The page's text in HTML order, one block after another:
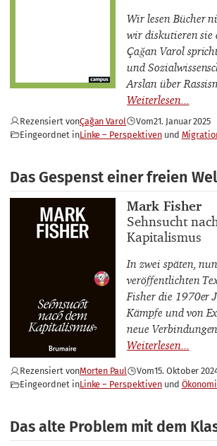
Wir lesen Bücher
wir diskutieren sie
Çağan Varol
und
Arslan über
Rezensiert vonÇağan Varol Vom21. Januar 2025
Eingeordnet inLinke – Perspektiven
Das Gespenst einer freien
Buchautor_innen
Mark Fisher
Buchtitel
Sehnsucht
Kapitalismus
In zwei späten,
veröffentlichten
Fisher die 1970er
Kämpfe und von
neue
Rezensiert vonMorten Paul Vom15. Oktober
Eingeordnet inLinke – Perspektiven
Das alte Problem mit dem